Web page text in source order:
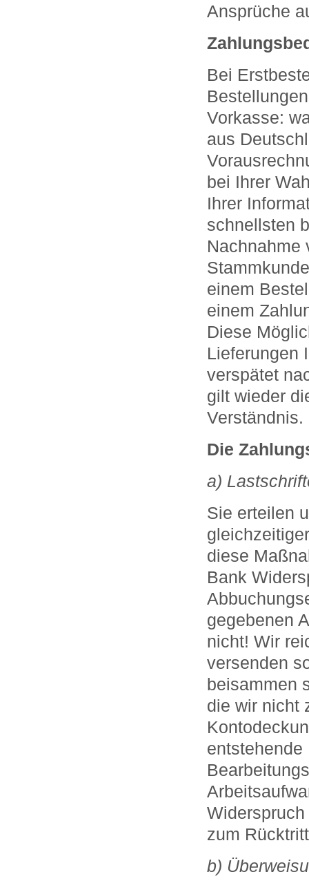
Ansprüche
Bei
Vorkasse:
aus
bei Ihrer
Ihrer
schnellsten
Nachnahme
einem
einem
Diese
Lieferungen
verspätet
gilt wieder
Verständnis.
Die
a)
Sie erteilen
diese
Bank
gegebenen
nicht! Wir
versenden
beisammen
die wir nicht
entstehende
zum
b)